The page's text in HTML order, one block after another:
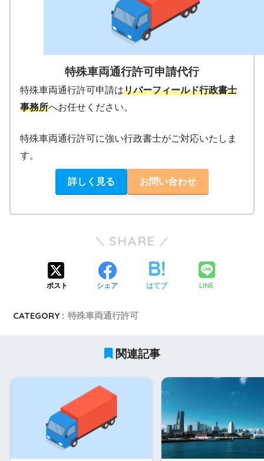
特殊車両通行許可申請代行
特殊車両通行許可申請はリバーフィールド行政書士
事務所へお任せください。
特殊車両通行許可に強い行政書士がご対応いたしま
す。
詳しく見る お問い合わせ
SHARE
ポスト シェア はてブ LINE
CATEGORY : 特殊車両通行許可
関連記事